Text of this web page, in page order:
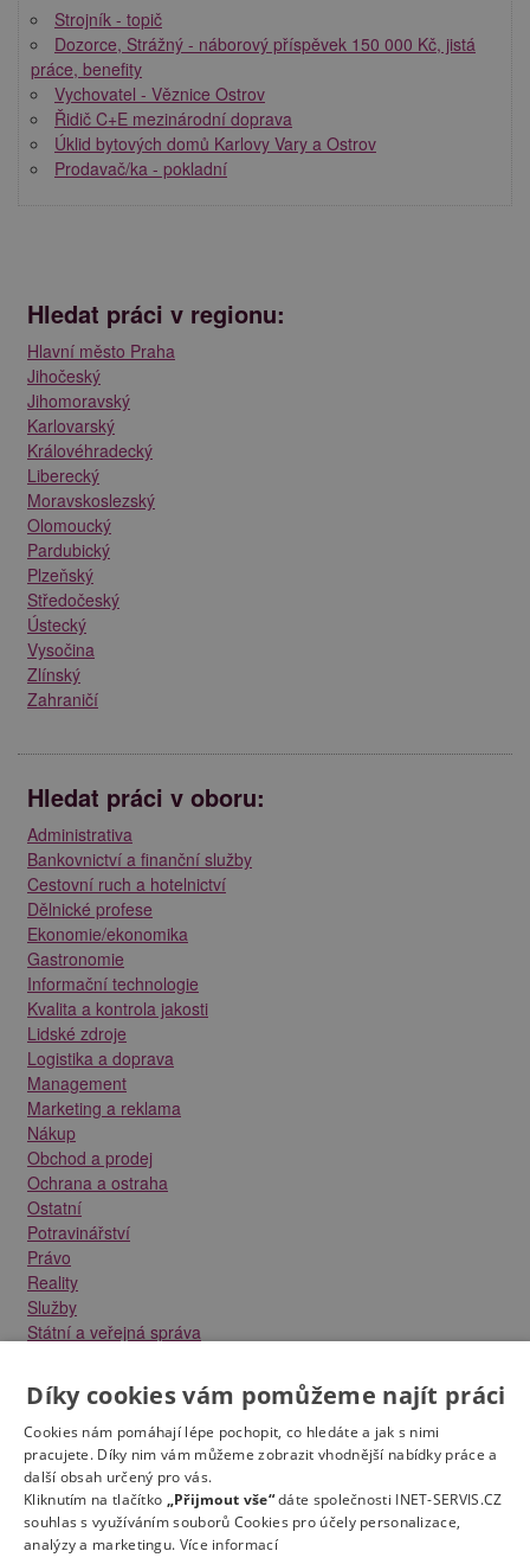
Strojník - topič
Dozorce, Strážný - náborový příspěvek 150 000 Kč, jistá
práce, benefity
Vychovatel - Věznice Ostrov
Řidič C+E mezinárodní doprava
Úklid bytových domů Karlovy Vary a Ostrov
Prodavač/ka - pokladní
Hledat práci v regionu:
Hlavní město Praha
Jihočeský
Jihomoravský
Karlovarský
Královéhradecký
Liberecký
Moravskoslezský
Olomoucký
Pardubický
Plzeňský
Středočeský
Ústecký
Vysočina
Zlínský
Zahraničí
Hledat práci v oboru:
Administrativa
Bankovnictví a finanční služby
Cestovní ruch a hotelnictví
Dělnické profese
Ekonomie/ekonomika
Gastronomie
Informační technologie
Kvalita a kontrola jakosti
Lidské zdroje
Logistika a doprava
Management
Marketing a reklama
Nákup
Obchod a prodej
Ochrana a ostraha
Ostatní
Potravinářství
Právo
Reality
Služby
Státní a veřejná správa
Strojírenství
Technika a elektrotechnika
Tvůrčí práce a design
Výroba
Vzdělávání a školství
Zdravotnictví
Zemědělství, lesnictví a vodní hospodářství
Díky cookies vám pomůžeme najít práci
Cookies nám pomáhají lépe pochopit, co hledáte a jak s nimi
pracujete. Díky nim vám můžeme zobrazit vhodnější nabídky práce a
další obsah určený pro vás.
Kliknutím na tlačítko „Přijmout vše“dáte společnosti INET-SERVIS.CZ
souhlas s využíváním souborů Cookies pro účely personalizace,
analýzy a marketingu. Více informací